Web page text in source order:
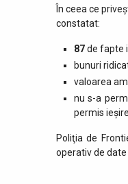
În ceea ce
constatat:
87de fapte
bunuri
valoarea
nu s-a
permis
Poliţia de
operativ de